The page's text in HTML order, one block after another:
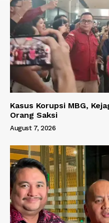
Kasus Korupsi MBG,
Orang Saksi
August 7, 2026